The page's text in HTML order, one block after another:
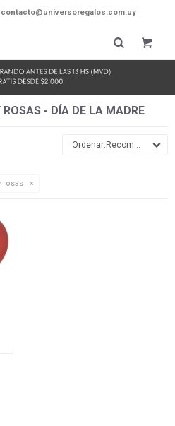
contacto@universoregalos.com.uy
ROSAS - DÍA DE LA MADRE
Recomendados
rosas